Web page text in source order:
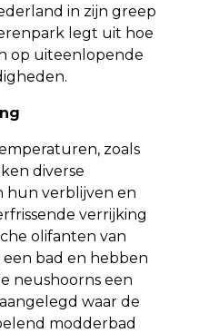
in zijn greep
legt uit hoe
op uiteenlopende
zoals
diverse
hun verblijven en
verrijking
olifanten van
een bad en hebben
neushoorns een
waar de
modderbad